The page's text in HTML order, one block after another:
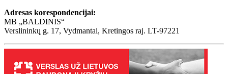
Adresas korespondencijai:
MB „BALDINIS“
Verslininkų g. 17, Vydmantai, Kretingos raj. LT-97221